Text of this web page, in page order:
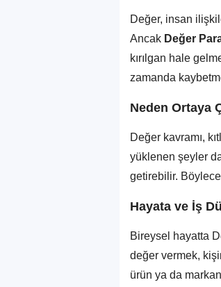
Değer, insan
Ancak Değer
kırılgan hale
zamanda
Neden Ortaya
Değer kavramı,
yüklenen şeyler
getirebilir.
Hayata ve İş
Bireysel hayatta
değer vermek,
ürün ya da